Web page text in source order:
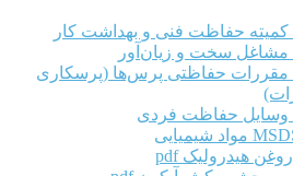
کمیته حفاظت فنی و بهداشت کار
مشاغل سخت و زیان‌آور
مقررات حفاظتی پرس‌ها (پرسکاری
وسایل حفاظت فردی